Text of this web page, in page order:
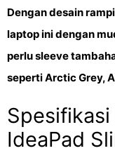
Dengan desain
laptop ini dengan
perlu sleeve
sepertiArctic Grey,
IdeaPad